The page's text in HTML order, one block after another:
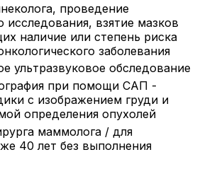
проведение
исследования, взятие мазков
наличие или степень риска
заболевания
ультразвуковое обследование
при помощи САП -
с изображением груди и
определения опухолей
маммолога / для
40 лет без выполнения